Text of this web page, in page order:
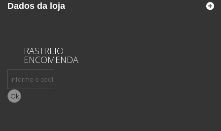
Dados da loja
RASTREIO
ENCOMENDA
Ok